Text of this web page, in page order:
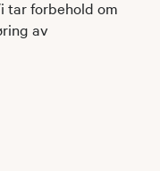
tar forbehold om
av